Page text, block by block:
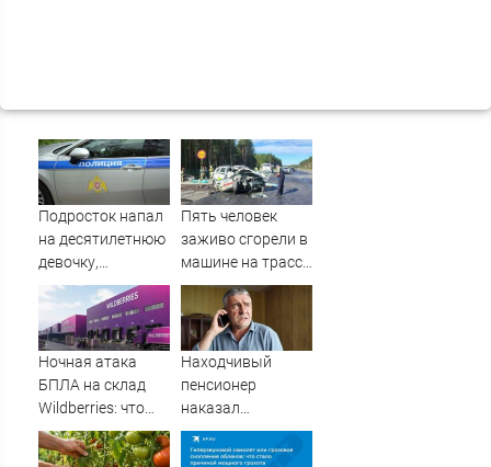
Подросток напал
на десятилетнюю
девочку,
ворвавшись в
квартиру
Пять человек
заживо сгорели в
машине на трассе
(ФОТО)
Ночная атака
БПЛА на склад
Wildberries: что
известно об
очередном ударе
Находчивый
пенсионер
наказал
мошенников
изощренным